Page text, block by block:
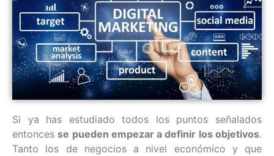
Si ya has estudiado todos los puntos señalados
entoncesse pueden empezar a definir los objetivos.
Tanto los de negocios a nivel económico y que